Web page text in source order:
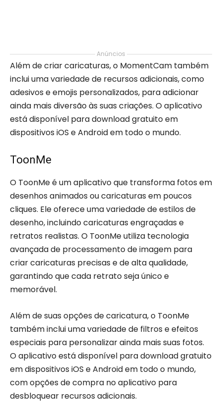
Anúncios
Além de criar caricaturas, o MomentCam também
inclui uma variedade de recursos adicionais, como
adesivos e emojis personalizados, para adicionar
ainda mais diversão às suas criações. O aplicativo
está disponível para download gratuito em
dispositivos iOS e Android em todo o mundo.
ToonMe
O ToonMe é um aplicativo que transforma fotos em
desenhos animados ou caricaturas em poucos
cliques. Ele oferece uma variedade de estilos de
desenho, incluindo caricaturas engraçadas e
retratos realistas. O ToonMe utiliza tecnologia
avançada de processamento de imagem para
criar caricaturas precisas e de alta qualidade,
garantindo que cada retrato seja único e
memorável.
Além de suas opções de caricatura, o ToonMe
também inclui uma variedade de filtros e efeitos
especiais para personalizar ainda mais suas fotos.
O aplicativo está disponível para download gratuito
em dispositivos iOS e Android em todo o mundo,
com opções de compra no aplicativo para
desbloquear recursos adicionais.